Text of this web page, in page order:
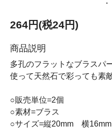
264円(税24円)
商品説明
多孔のフラットなブラスパ
使って天然石で彩っても素
○販売単位=2個
○素材=ブラス
○サイズ=縦20mm 横